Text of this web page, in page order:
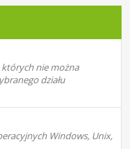
nie można
działu
Windows, Unix,